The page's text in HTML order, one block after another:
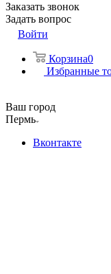
Заказать звонок
Задать вопрос
Войти
Корзина0
Избранные
Ваш город
Пермь
Вконтакте